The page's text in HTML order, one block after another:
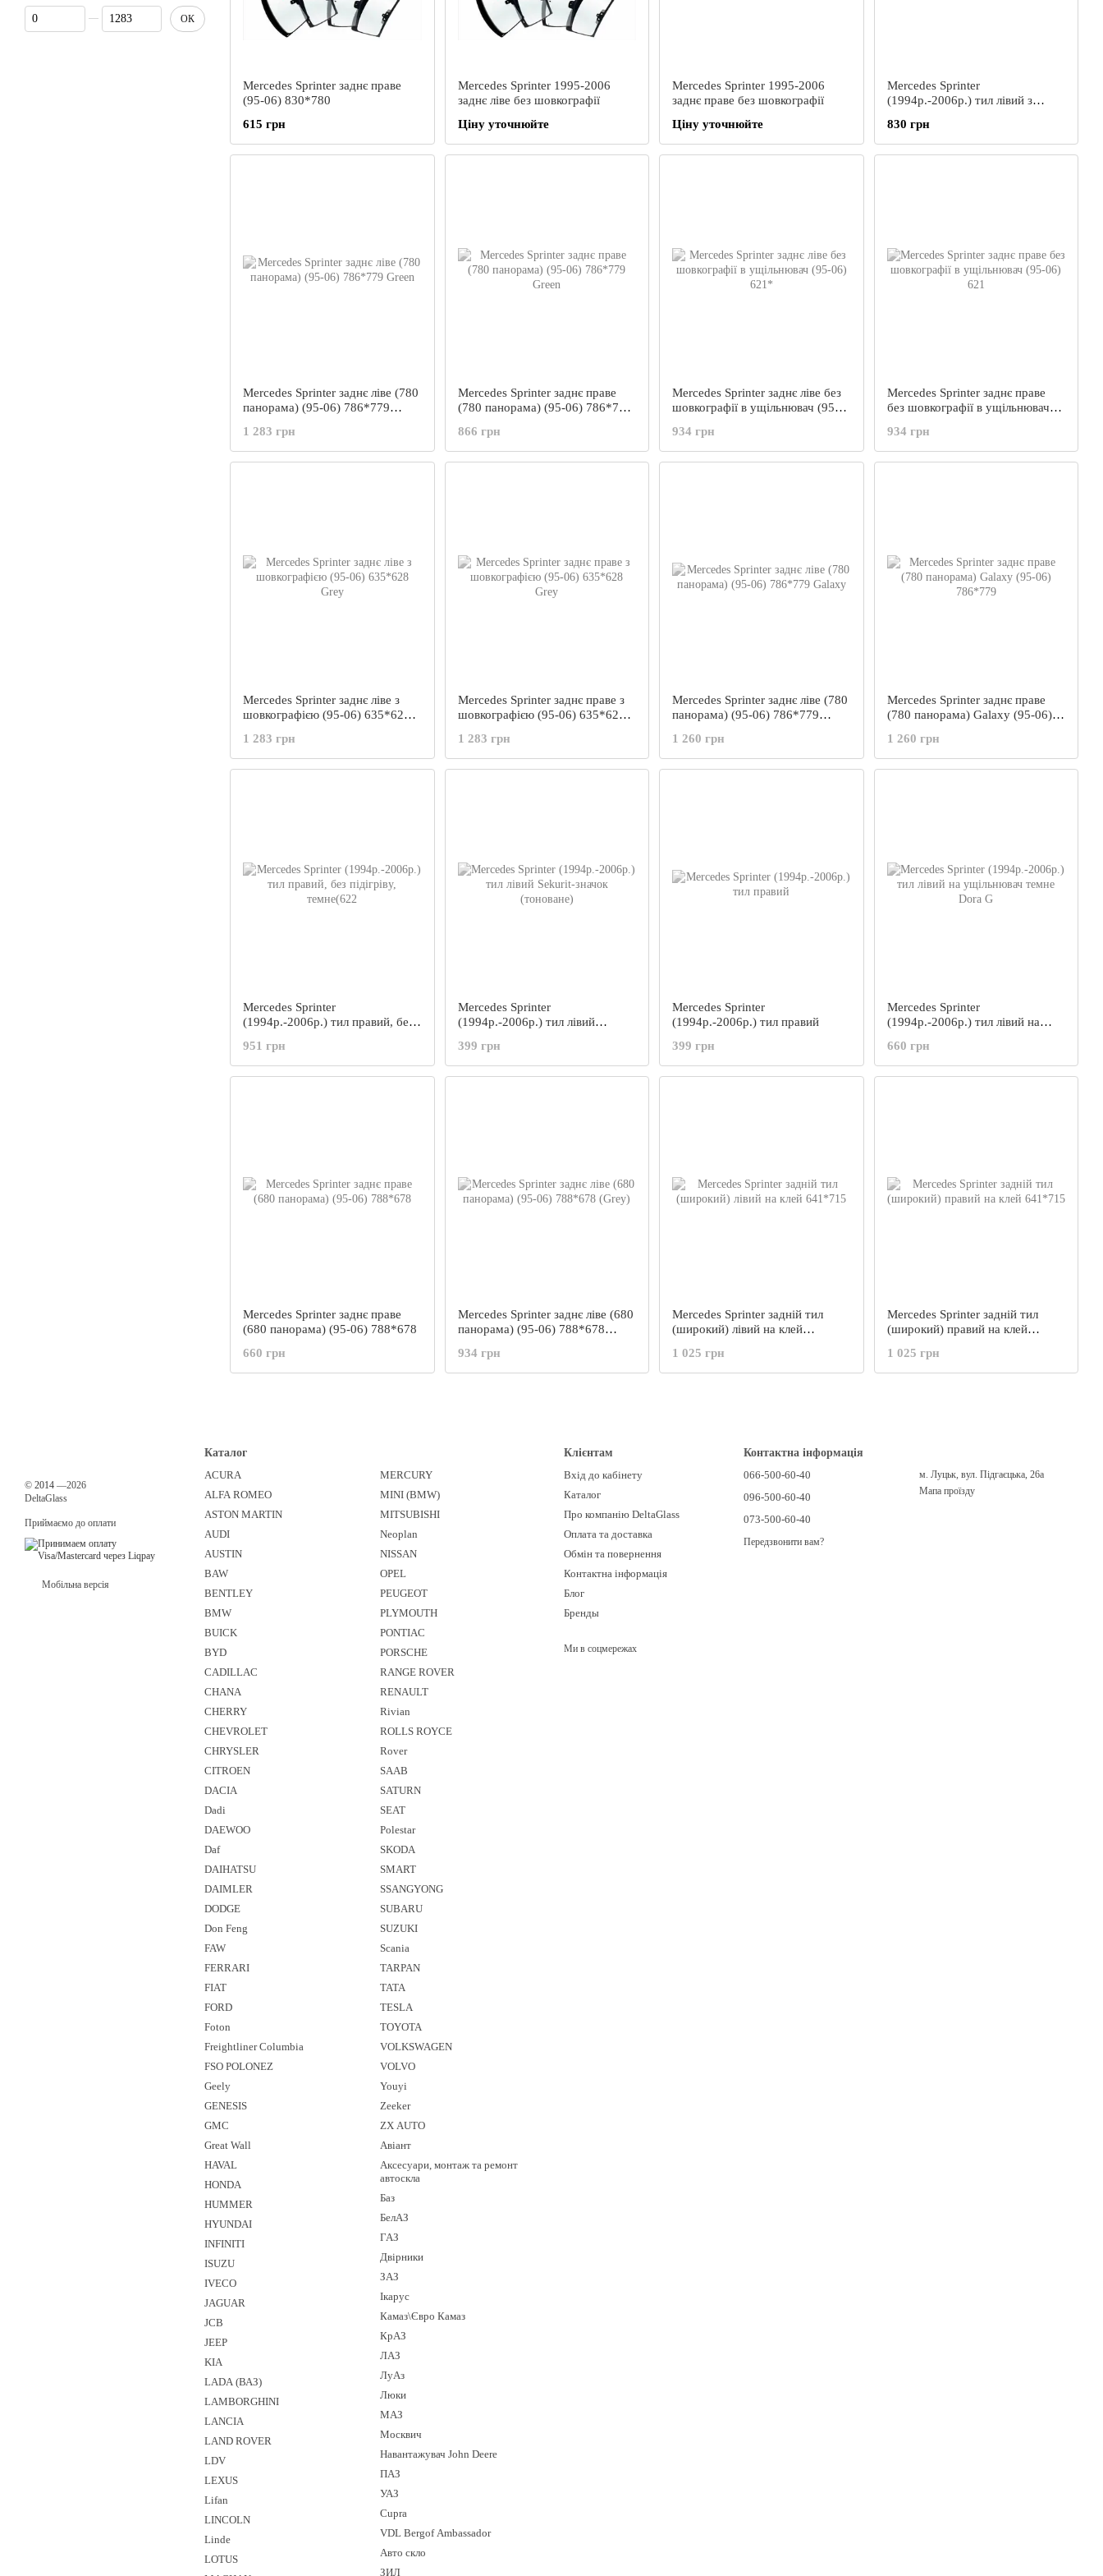
Mercedes Sprinter заднє праве
(95-06) 830*780
615 грн
Mercedes Sprinter 1995-2006
заднє ліве без шовкографії
Ціну уточнюйте
Mercedes Sprinter 1995-2006
заднє праве без шовкографії
Ціну уточнюйте
Mercedes Sprinter
(1994р.-2006р.) тил лівий з
830 грн
Mercedes Sprinter заднє ліве (780
панорама) (95-06) 786*779
1 283 грн
Mercedes Sprinter заднє праве
(780 панорама) (95-06) 786*779
866 грн
Mercedes Sprinter заднє ліве без
шовкографії в ущільнювач (95-
934 грн
Mercedes Sprinter заднє праве
без шовкографії в ущільнювач
934 грн
Mercedes Sprinter заднє ліве з
шовкографією (95-06) 635*628
1 283 грн
Mercedes Sprinter заднє праве з
шовкографією (95-06) 635*628
1 283 грн
Mercedes Sprinter заднє ліве (780
панорама) (95-06) 786*779
1 260 грн
Mercedes Sprinter заднє праве
(780 панорама) Galaxy (95-06)
1 260 грн
Mercedes Sprinter
(1994р.-2006р.) тил правий, без
951 грн
Mercedes Sprinter
(1994р.-2006р.) тил лівий
399 грн
Mercedes Sprinter
(1994р.-2006р.) тил правий
399 грн
Mercedes Sprinter
(1994р.-2006р.) тил лівий на
660 грн
Mercedes Sprinter заднє праве
(680 панорама) (95-06) 788*678
660 грн
Mercedes Sprinter заднє ліве (680
панорама) (95-06) 788*678
934 грн
Mercedes Sprinter задній тил
(широкий) лівий на клей
1 025 грн
Mercedes Sprinter задній тил
(широкий) правий на клей
1 025 грн
Від Ціна, грн
До Ціна, грн
ОК
© 2014 —2026
DeltaGlass
Приймаємо до оплати
Мобільна версія
Каталог
ACURA
ALFA ROMEO
ASTON MARTIN
AUDI
AUSTIN
BAW
BENTLEY
BMW
BUICK
BYD
CADILLAC
CHANA
CHERRY
CHEVROLET
CHRYSLER
CITROEN
DACIA
Dadi
DAEWOO
Daf
DAIHATSU
DAIMLER
DODGE
Don Feng
FAW
FERRARI
FIAT
FORD
Foton
Freightliner Columbia
FSO POLONEZ
Geely
GENESIS
GMC
Great Wall
HAVAL
HONDA
HUMMER
HYUNDAI
INFINITI
ISUZU
IVECO
JAGUAR
JCB
JEEP
KIA
LADA (ВАЗ)
LAMBORGHINI
LANCIA
LAND ROVER
LDV
LEXUS
Lifan
LINCOLN
Linde
LOTUS
MERCURY
MINI (BMW)
MITSUBISHI
Neoplan
NISSAN
OPEL
PEUGEOT
PLYMOUTH
PONTIAC
PORSCHE
RANGE ROVER
RENAULT
Rivian
ROLLS ROYCE
Rover
SAAB
SATURN
SEAT
Polestar
SKODA
SMART
SSANGYONG
SUBARU
SUZUKI
Sсania
TARPAN
TATA
TESLA
TOYOTA
VOLKSWAGEN
VOLVO
Youyi
Zeeker
ZX AUTO
Авіант
Аксесуари, монтаж та ремонт
автоскла
Баз
БелАЗ
ГАЗ
Двірники
ЗАЗ
Ікарус
Камаз\Євро Камаз
КрАЗ
ЛАЗ
ЛуАз
Люки
МАЗ
Москвич
Навантажувач John Deere
ПАЗ
УАЗ
Cupra
VDL Bergof Ambassador
Авто скло
ЗИЛ
Клієнтам
Вхід до кабінету
Каталог
Про компанію DeltaGlass
Оплата та доставка
Обмін та повернення
Контактна інформація
Блог
Бренды
Ми в соцмережах
Контактна інформація
066-500-60-40
096-500-60-40
073-500-60-40
Передзвонити вам?
м. Луцьк, вул. Підгаєцька, 26а
Мапа проїзду